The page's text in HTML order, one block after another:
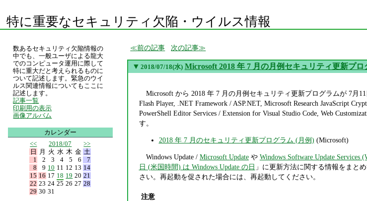
特に重要なセキュリティ欠陥・ウイルス情報
前の記事 次の記事
▼ 2018/07/18(水) Microsoft 2018 年 7 月の月例セキュリティ更新プロ
Microsoft から 2018 年 7 月の月例セキュリティ更新プログラムが 7月
Flash Player, .NET Framework / ASP.NET, Microsoft Research JavaScript
PowerShell Editor Services / Extension for Visual Studio Code, Web
す。
2018 年 7 月のセキュリティ更新プログラム (月例) (Microsoft)
Windows Update / Microsoft Updateや Windows Software Update Services
日 (米国時間) は Windows Update の日 」に更新方法に関する情報をまと
さい。再起動を促された場合には、再起動してください。
注意
数あるセキュリティ欠陥情報の
中でも、一般ユーザによる龍大
でのコンピュータ運用に際して
特に重大だと考えられるものに
ついて記述します。緊急のウイ
ルス関連情報についてもここに
記述します。
記事一覧
印刷用の表示
画像アルバム
カレンダー
<<
2018/07
>>
日
月 火 水 木 金 土
1
2 3 4 5 6
7
8
9 10 11 12 13 14
15 16 17 18 19 20 21
22 23 24 25 26 27 28
29 30 31